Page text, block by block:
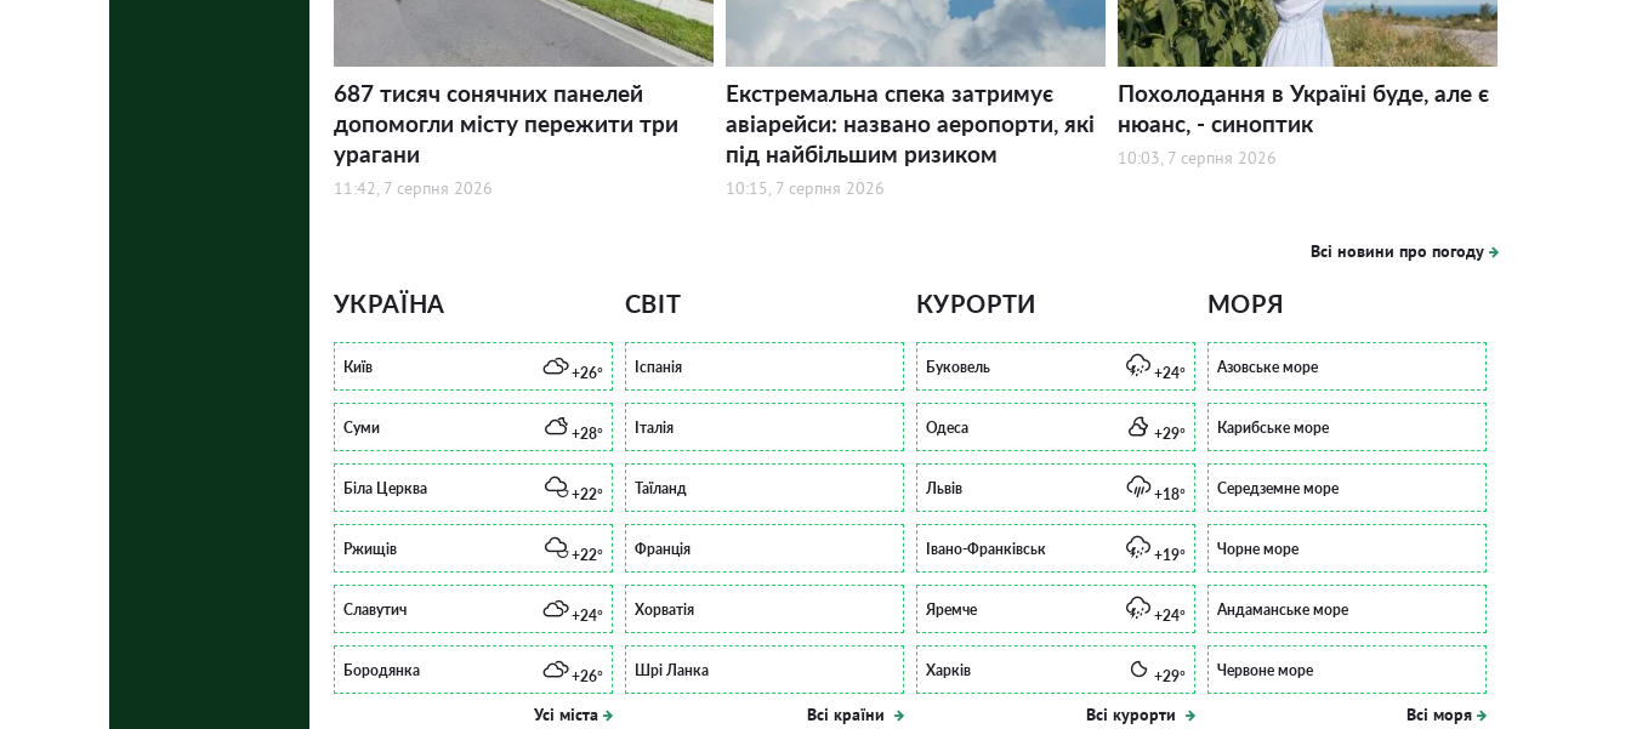
687 тисяч сонячних панелей
допомогли місту пережити три
урагани
11:42, 7 серпня 2026
Екстремальна спека затримує
авіарейси: названо аеропорти, які
під найбільшим ризиком
10:15, 7 серпня 2026
Похолодання в Україні буде, але є
нюанс, - синоптик
10:03, 7 серпня 2026
Всі новини про погоду
УКРАЇНА
Київ +26°
Суми +28°
Біла Церква +22°
Ржищів +22°
Славутич +24°
Бородянка +26°
Усі міста
СВІТ
Іспанія
Італія
Таїланд
Франція
Хорватія
Шрі Ланка
Всі країни
КУРОРТИ
Буковель +24°
Одеса +29°
Львів +18°
Івано-Франківськ +19°
Яремче +24°
Харків +29°
Всі курорти
МОРЯ
Азовське море
Карибське море
Середземне море
Чорне море
Андаманське море
Червоне море
Всі моря